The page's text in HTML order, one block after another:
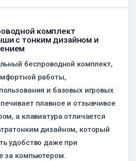
комплект
с тонким дизайном и
беспроводной комплект,
работы,
и базовых игровых
плавное и отзывчивое
а клавиатура отличается
дизайном, который
удобство даже при
за компьютером.